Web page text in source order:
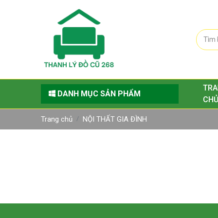
DANH MỤC SẢN PHẨM
CHỦ
Trang chủ NỘI THẤT GIA ĐÌNH